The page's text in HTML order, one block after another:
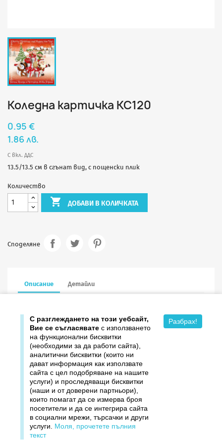
Коледна картичка КС120
0.95 €
1.86 лв.
С вкл. ДДС
13.5/13.5 см в сгънат вид, с пощенски плик
Количество
 ДОБАВИ В КОЛИЧКАТА
Споделяне
Описание Детайли
Продукти
Издателство ДОМИНО
Вашият профил
С разглеждането на този уебсайт,
Вие се съгласявате с използването
на функционални бисквитки
(необходими за да работи сайта),
аналитични бисквитки (които ни
дават информация как използвате
сайта с цел подобряване на нашите
услуги) и проследяващи бисквитки
(наши и от доверени партньори),
които помагат да се измерва броя
посетители и да се интегрира сайта
в социални мрежи, търсачки и други
услуги.
Моля, прочетете пълния
текст
Разбрах!